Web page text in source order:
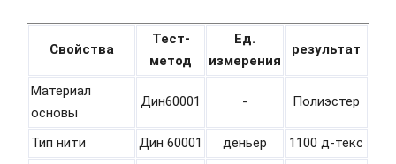
Свойства
Тест-
метод
Ед.
измерения
результат
Материал
основы
Дин60001 - Полиэстер
Тип нити Дин 60001 деньер 1100 д-текс